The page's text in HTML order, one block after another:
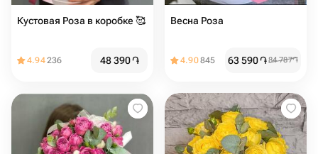
Кустовая Роза в коробке 🥰
4.94236 48 390֏
Весна Роза
4.90845 63 590֏84 787֏